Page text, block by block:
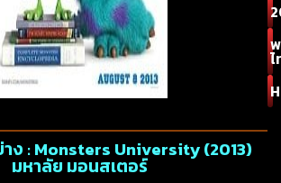
ง : Monsters University (2013)
มหาลัย มอนสเตอร์